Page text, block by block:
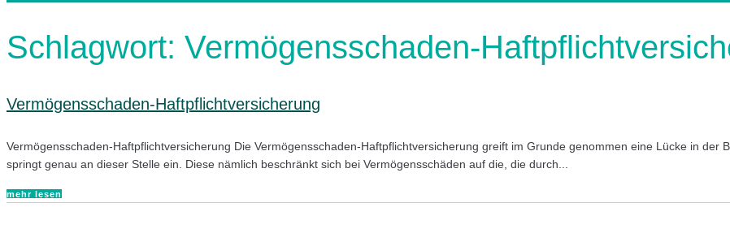
Schlagwort: Vermögensschaden-
Vermögensschaden-Haftpflichtversicherung
Vermögensschaden-Haftpflichtversicherung Die Vermögensschaden-Haftpflichtversicherung greift im Grunde genommen eine Lücke in der
springt genau an dieser Stelle ein. Diese nämlich beschränkt sich bei Vermögensschäden auf die, die durch...
mehr lesen